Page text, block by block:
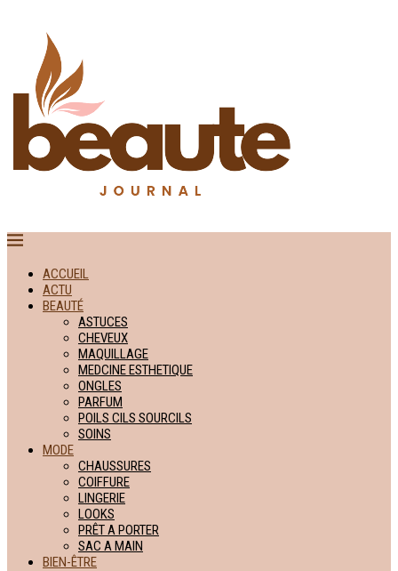
ACCUEIL
ACTU
BEAUTÉ
ASTUCES
CHEVEUX
MAQUILLAGE
MEDCINE ESTHETIQUE
ONGLES
PARFUM
POILS CILS SOURCILS
SOINS
MODE
CHAUSSURES
COIFFURE
LINGERIE
LOOKS
PRÊT A PORTER
SAC A MAIN
BIEN-ÊTRE